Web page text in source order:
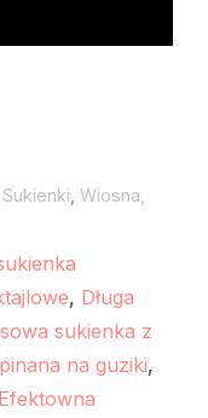
Sukienki Wiosna,
, Długa
sukienka z
na guziki,
Efektowna